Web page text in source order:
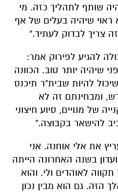
שותף לתהליך כזה. מי
ראוי שיהיה בעלים של אף
צריך לבדוק לעתיד."
להגיע לפירוק אמר:
שיהיה יותר טוב. הכוונה
להיות שבית"ר תיכנס
ומבחינתם זה לא
של מנויים, סיוע חיצוני
להישאר בקבוצה."
את אלי אוחנה. אני
בשנה האחרונה הייתה
לאוהדים ולי. והוא
הזה. גם הוא מבין נכון